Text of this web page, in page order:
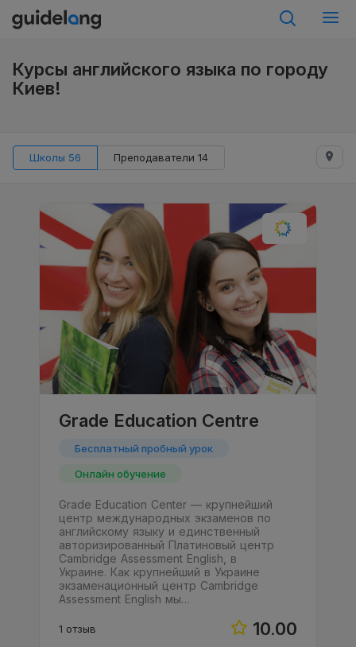
Курсы английского языка по городу
Киев!
Школы 56 Преподаватели 14
Grade Education Centre
Бесплатный пробный урок
Онлайн обучение
Grade Education Center — крупнейший
центр международных экзаменов по
английскому языку и единственный
авторизированный Платиновый центр
Cambridge Assessment English, в
Украине. Как крупнейший в Украине
экзаменационный центр Cambridge
Assessment English мы…
10.00
1 отзыв